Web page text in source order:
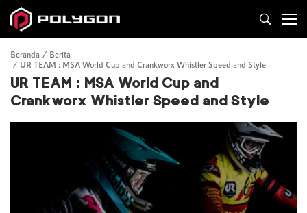
Beranda
Berita
UR TEAM : MSA World Cup and Crankworx Whistler Speed and Style
UR TEAM : MSA World Cup and
Crankworx Whistler Speed and Style